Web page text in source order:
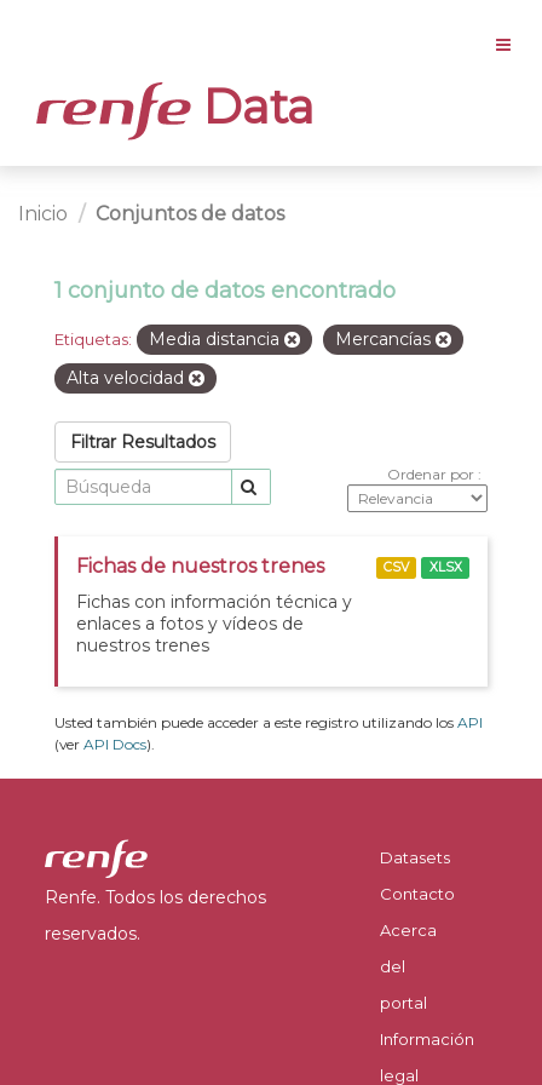
Data
Inicio Conjuntos de datos
1 conjunto de datos encontrado
Etiquetas: Media distancia
Mercancías
Alta velocidad
Filtrar Resultados
Ordenar por
Fichas de nuestros trenes
Fichas con información técnica y
enlaces a fotos y vídeos de
nuestros trenes
CSV XLSX
Usted también puede acceder a este registro utilizando los API
(ver API Docs).
Renfe. Todos los derechos
reservados.
Datasets
Contacto
Acerca
del
portal
Información
legal